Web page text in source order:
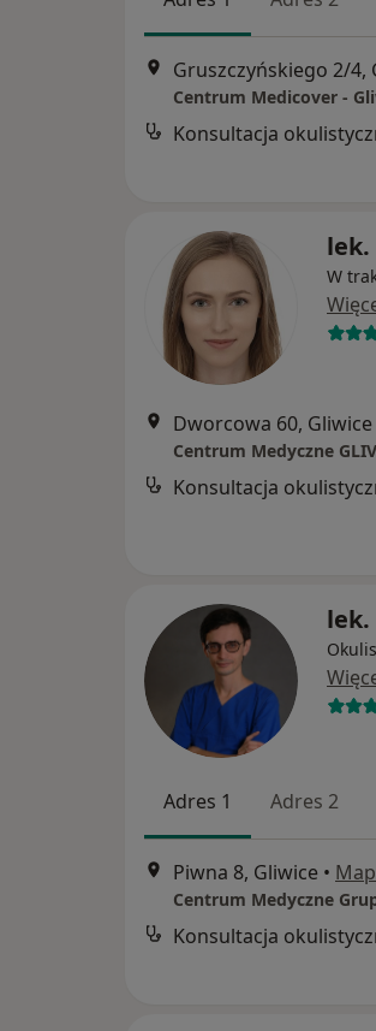
Gruszczyńskiego 2/4,
Centrum Medicover -
Konsultacja
lek.
W
Dworcowa 60, Gliwice
Centrum Medyczne
lek.
Adres 1 Adres 2
Piwna 8, Gliwice •
Konsultacja